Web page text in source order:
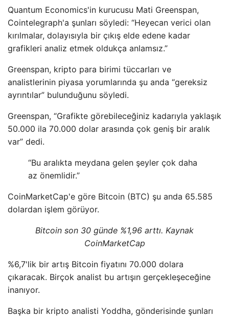
Quantum Economics'in kurucusu Mati Greenspan,
Cointelegraph'a şunları söyledi: “Heyecan verici olan
kırılmalar, dolayısıyla bir çıkış elde edene kadar
grafikleri analiz etmek oldukça anlamsız.”
Greenspan, kripto para birimi tüccarları ve
analistlerinin piyasa yorumlarında şu anda “gereksiz
ayrıntılar” bulunduğunu söyledi.
Greenspan, “Grafikte görebileceğiniz kadarıyla yaklaşık
50.000 ila 70.000 dolar arasında çok geniş bir aralık
var” dedi.
“Bu aralıkta meydana gelen şeyler çok daha
az önemlidir.”
CoinMarketCap'e göre Bitcoin (BTC) şu anda 65.585
dolardan işlem görüyor.
Bitcoin son 30 günde %1,96 arttı. Kaynak
CoinMarketCap
%6,7'lik bir artış Bitcoin fiyatını 70.000 dolara
çıkaracak. Birçok analist bu artışın gerçekleşeceğine
inanıyor.
Başka bir kripto analisti Yoddha, gönderisinde şunları